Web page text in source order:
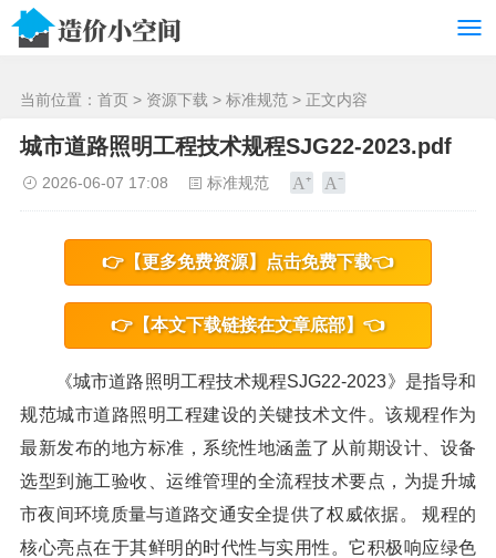
当前位置： 首页 > 资源下载 > 标准规范 > 正文内容
城市道路照明工程技术规程SJG22-2023.pdf
2026-06-07 17:08 标准规范
👉【更多免费资源】点击免费下载👈
👉【本文下载链接在文章底部】👈
《城市道路照明工程技术规程SJG22-2023》是指导和
规范城市道路照明工程建设的关键技术文件。该规程作为
最新发布的地方标准，系统性地涵盖了从前期设计、设备
选型到施工验收、运维管理的全流程技术要点，为提升城
市夜间环境质量与道路交通安全提供了权威依据。 规程的
核心亮点在于其鲜明的时代性与实用性。它积极响应绿色